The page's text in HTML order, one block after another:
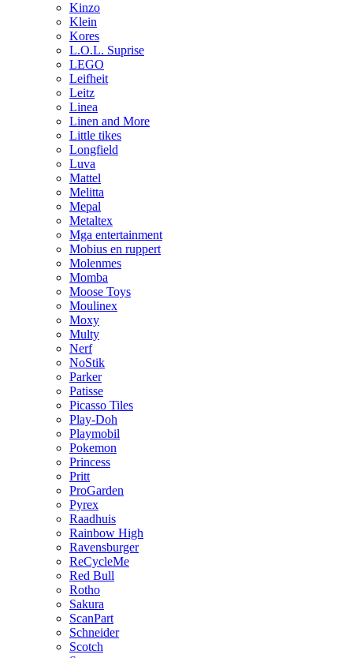
Kinzo
Klein
Kores
L.O.L. Suprise
LEGO
Leifheit
Leitz
Linea
Linen and More
Little tikes
Longfield
Luva
Mattel
Melitta
Mepal
Metaltex
Mga entertainment
Mobius en ruppert
Molenmes
Momba
Moose Toys
Moulinex
Moxy
Multy
Nerf
NoStik
Parker
Patisse
Picasso Tiles
Play-Doh
Playmobil
Pokemon
Princess
Pritt
ProGarden
Pyrex
Raadhuis
Rainbow High
Ravensburger
ReCycleMe
Red Bull
Rotho
Sakura
ScanPart
Schneider
Scotch